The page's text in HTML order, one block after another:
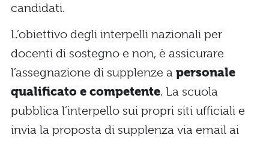
candidati.
L’obiettivo degli interpelli nazionali per
docenti di sostegno e non, è assicurare
l’assegnazione di supplenze a personale
qualificato e competente. La scuola
pubblica l’interpello sui propri siti ufficiali e
invia la proposta di supplenza via email ai